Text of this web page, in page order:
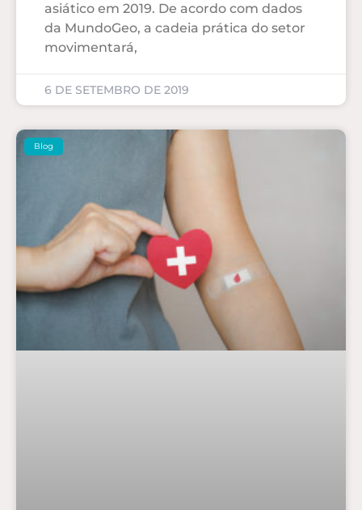
asiático em 2019. De acordo com dados
da MundoGeo, a cadeia prática do setor
movimentará,
6 DE SETEMBRO DE 2019
Blog